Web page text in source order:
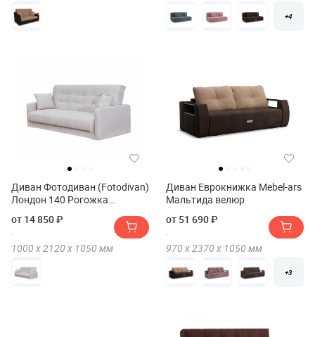
+4
Диван Фотодиван (Fotodivan)
Лондон 140 Рогожка
от 14 850 ₽
1000 х2120 х 1050 мм
Диван Еврокнижка Mebel-ars
Мальтида велюр
от 51 690 ₽
970 х2370 х 1050 мм
+3